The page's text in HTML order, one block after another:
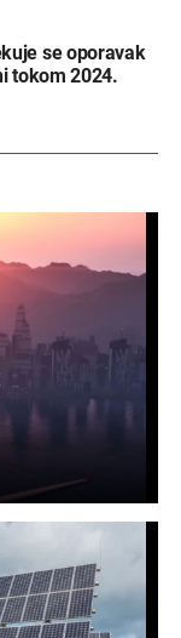
se oporavak
tokom 2024.